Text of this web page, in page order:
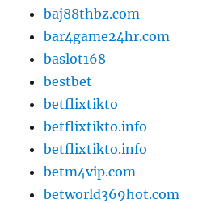
baj88thbz.com
bar4game24hr.com
baslot168
bestbet
betflixtikto
betflixtikto.info
betflixtikto.info
betm4vip.com
betworld369hot.com